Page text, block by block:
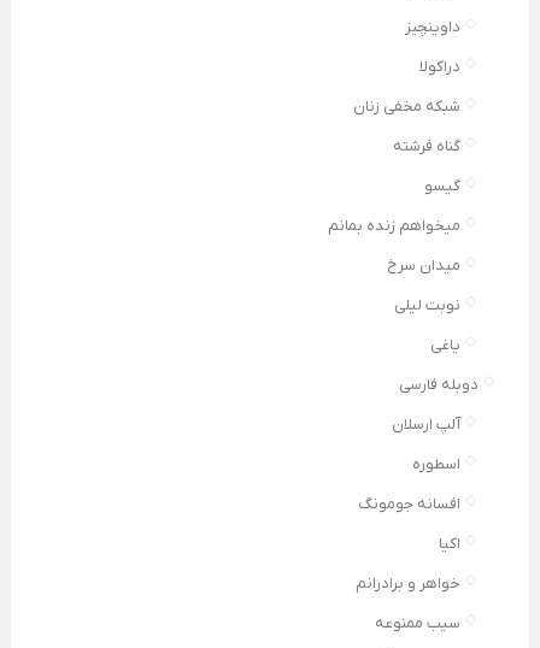
داوینچیز
دراکولا
شبکه مخفی زنان
گناه فرشته
گیسو
میخواهم زنده بمانم
میدان سرخ
نوبت لیلی
یاغی
دوبله فارسی
آلپ ارسلان
اسطوره
افسانه جومونگ
اکیا
خواهر و برادرانم
سیب ممنوعه